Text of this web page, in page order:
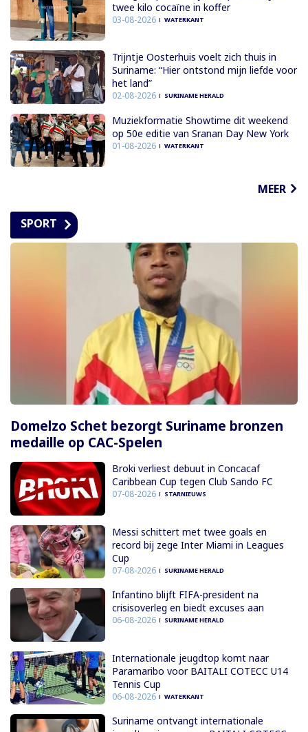
twee kilo cocaïne in koffer
03-08-2026 WATERKANT
Trijntje Oosterhuis voelt zich thuis in
Suriname: “Hier ontstond mijn liefde voor
het land”
02-08-2026 SURINAME HERALD
Muziekformatie Showtime dit weekend
op 50e editie van Sranan Day New York
01-08-2026 WATERKANT
MEER
SPORT
Domelzo Schet bezorgt Suriname bronzen
medaille op CAC-Spelen
Broki verliest debuut in Concacaf
Caribbean Cup tegen Club Sando FC
07-08-2026 STARNIEUWS
Messi schittert met twee goals en
record bij zege Inter Miami in Leagues
Cup
07-08-2026 SURINAME HERALD
Infantino blijft FIFA-president na
crisisoverleg en biedt excuses aan
06-08-2026 SURINAME HERALD
Internationale jeugdtop komt naar
Paramaribo voor BAITALI COTECC U14
Tennis Cup
06-08-2026 WATERKANT
Suriname ontvangt internationale